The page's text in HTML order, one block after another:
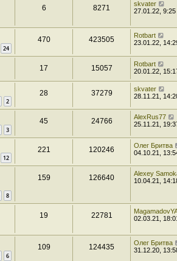
6 8271
skvater
27.01.22, 9:25
24
470 423505
Rotbart
23.01.22,
17 15057
Rotbart
20.01.22,
2
28 37279
skvater
28.11.21,
3
45 24766
AlexRus77
25.11.21,
12
221 120246
Олег Бритва
04.10.21,
8
159 126640
Alexey
10.04.21,
19 22781
02.03.21,
6
109 124435
Олег Бритва
31.12.20,